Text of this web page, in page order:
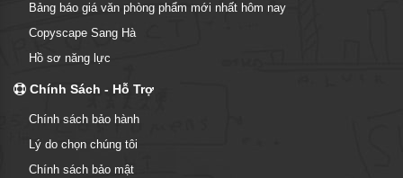
Bảng báo giá văn phòng phẩm mới nhất hôm nay
Copyscape Sang Hà
Hồ sơ năng lực
Chính Sách - Hỗ Trợ
Chính sách bảo hành
Lý do chọn chúng tôi
Chính sách bảo mật